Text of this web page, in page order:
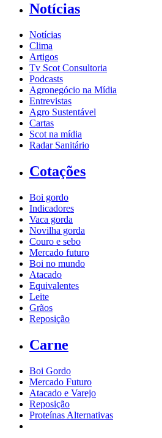
Notícias
Notícias
Clima
Artigos
Tv Scot Consultoria
Podcasts
Agronegócio na Mídia
Entrevistas
Agro Sustentável
Cartas
Scot na mídia
Radar Sanitário
Cotações
Boi gordo
Indicadores
Vaca gorda
Novilha gorda
Couro e sebo
Mercado futuro
Boi no mundo
Atacado
Equivalentes
Leite
Grãos
Reposição
Carne
Boi Gordo
Mercado Futuro
Atacado e Varejo
Reposição
Proteínas Alternativas